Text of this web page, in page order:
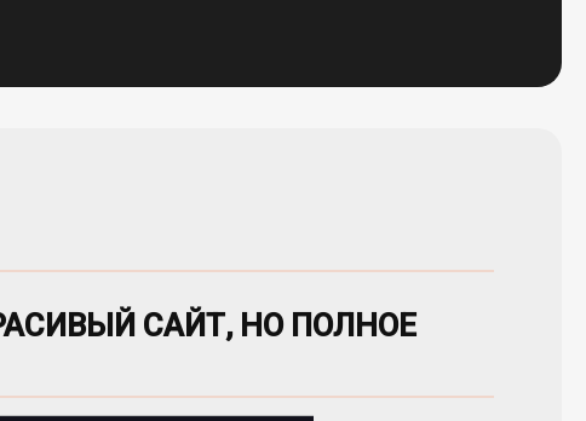
САЙТ, НО ПОЛНОЕ